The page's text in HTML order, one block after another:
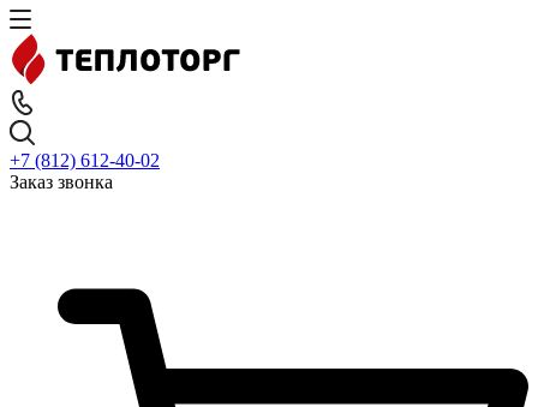
+7 (812) 612-40-02
Заказ звонка